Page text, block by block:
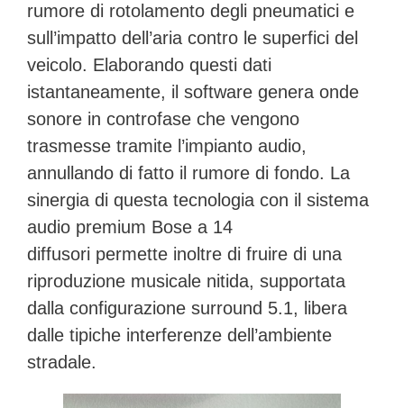
rumore di rotolamento degli pneumatici e
sull’impatto dell’aria contro le superfici del
veicolo. Elaborando questi dati
istantaneamente, il software genera onde
sonore in controfase che vengono
trasmesse tramite l’impianto audio,
annullando di fatto il rumore di fondo. La
sinergia di questa tecnologia con il sistema
audio premium Bose a 14
diffusori permette inoltre di fruire di una
riproduzione musicale nitida, supportata
dalla configurazione surround 5.1, libera
dalle tipiche interferenze dell’ambiente
stradale.